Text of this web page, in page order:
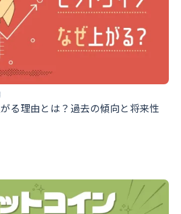
る理由とは？過去の傾向と将来性